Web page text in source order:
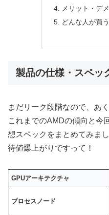
メリット・デ
どんな人が買
製品の仕様・スペッ
まだリーク段階なので、あ
これまでのAMDの傾向と今
想スペックをまとめてみま
待値爆上がりですって！
GPUアーキテクチャ
プロセスノード